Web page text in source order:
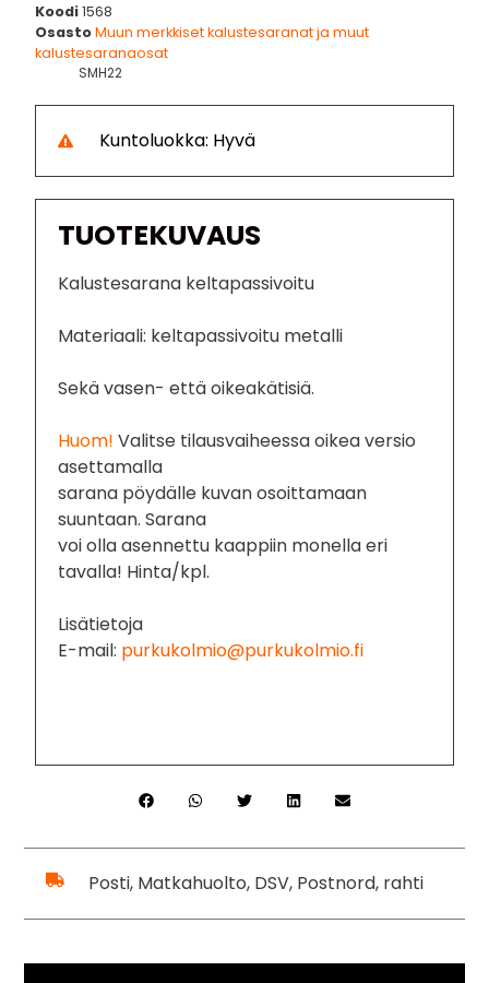
Koodi1568
OsastoMuun merkkiset kalustesaranat ja muut
kalustesaranaosat
SMH22
Kuntoluokka: Hyvä
TUOTEKUVAUS
Kalustesarana keltapassivoitu
Materiaali: keltapassivoitu metalli
Sekä vasen- että oikeakätisiä.
Huom! Valitse tilausvaiheessa oikea versio
asettamalla
sarana pöydälle kuvan osoittamaan
suuntaan. Sarana
voi olla asennettu kaappiin monella eri
tavalla! Hinta/kpl.
Lisätietoja
E-mail: purkukolmio@purkukolmio.fi
Posti, Matkahuolto, DSV, Postnord, rahti